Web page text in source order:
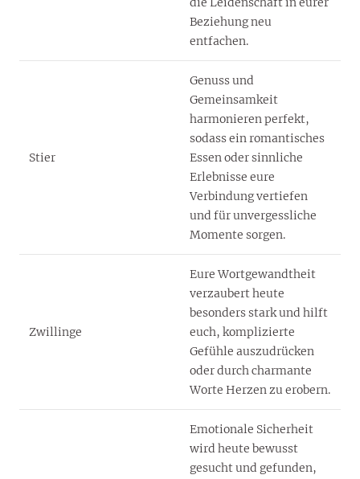
Beziehung neu
entfachen.
Stier
Genuss und
Gemeinsamkeit
harmonieren perfekt,
sodass ein romantisches
Essen oder sinnliche
Erlebnisse eure
Verbindung vertiefen
und für unvergessliche
Momente sorgen.
Zwillinge
Eure Wortgewandtheit
verzaubert heute
besonders stark und hilft
euch, komplizierte
Gefühle auszudrücken
oder durch charmante
Worte Herzen zu erobern.
Emotionale Sicherheit
wird heute bewusst
gesucht und gefunden,